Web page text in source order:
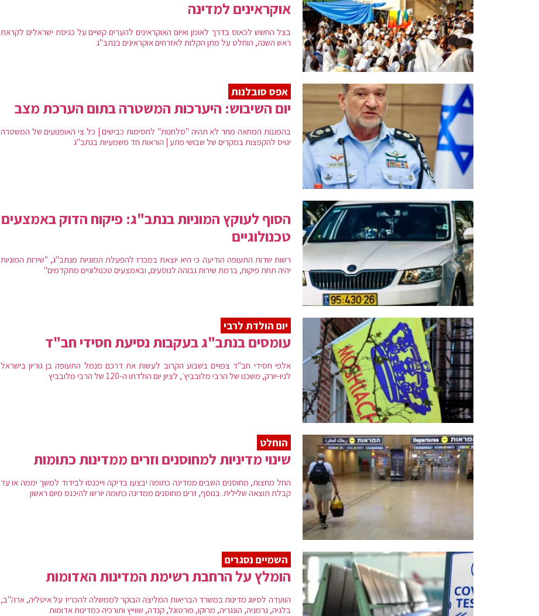
אוקראינים למדינה
בצל החשש לכאוס בדרך לאומן ואיום האוקראינים להערים קשיים על כניסת ישראלים לקראת
ראש השנה, הוחלט על מתן הקלות לאזרחים אוקראינים בנתב"ג
אפס סובלנות
יום השיבוש: היערכות המשטרה בתום הערכת מצב
בהפגנות המחאה מחר לא תהיה "סלחנות" לחסימות כבישים | כל צי האופנועים של המשטרה
יגויס להקפצות במקרים של שבושי פתע | הוראות חד משמעיות בנתב"ג
הסוף לעוקץ המוניות בנתב"ג: פיקוח הדוק באמצעים
טכנולוגיים
רשות שדות התעופה הודיעה כי היא יוצאת במכרז להפעלת המוניות מנתב"ג, "שירות המוניות
יהיה תחת פיקוח, ברמת שירות גבוהה לנוסעים, ובאמצעים טכנולוגיים מתקדמים"
יום הולדת לרבי
עומסים בנתב"ג בעקבות נסיעת חסידי חב"ד
אלפי חסידי חב"ד צפויים בשבוע הקרוב לעשות את דרכם מנמל התעופה בן גוריון בישראל
לניו-יורק, משכנו של הרבי מלובביץ׳, לציון יום הולדתו ה-120 של הרבי מלובביץ
הוחלט
שינוי מדיניות למחוסנים וזרים ממדינות כתומות
החל מחצות, מחוסנים השבים ממדינה כתומה יבצעו בדיקה וייכנסו לבידוד למשך יממה או עד
קבלת תוצאה שלילית. בנוסף, זרים מחוסנים ממדינה כתומה יורשו להיכנס מיום ראשון
השמיים נסגרים
הומלץ על הרחבת רשימת המדינות האדומות
הוועדה לסיווג מדינות במשרד הבריאות המליצה הבוקר לממשלה להכריז על איטליה, ארה"ב,
בלגיה, גרמניה, הונגריה, מרוקו, פורטוגל, קנדה, שווייץ ותורכיה כמדינות אדומות